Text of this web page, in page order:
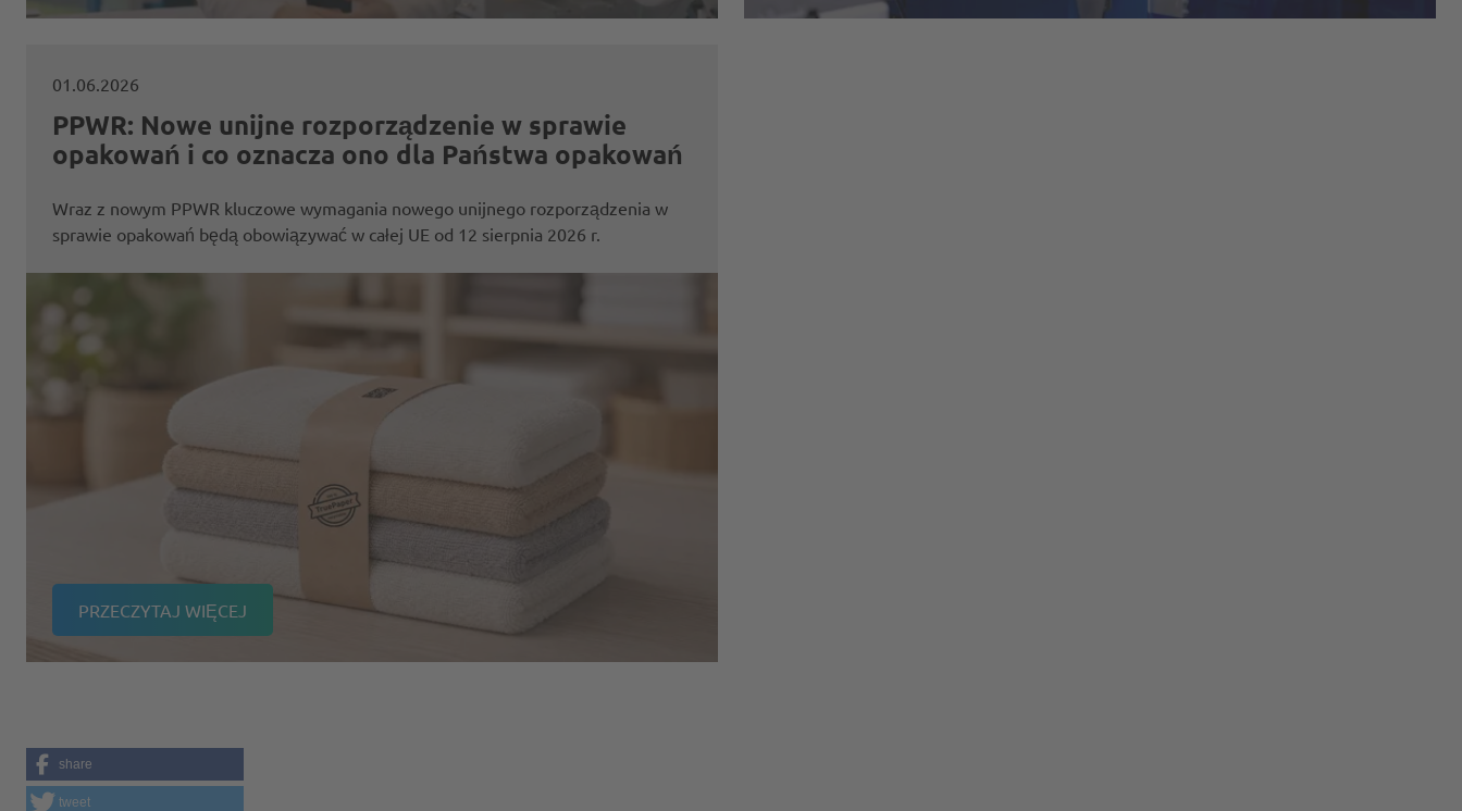
01.06.2026
PPWR: Nowe unijne rozporządzenie w sprawie
opakowań i co oznacza ono dla Państwa opakowań
Wraz z nowym PPWR kluczowe wymagania nowego unijnego rozporządzenia w
sprawie opakowań będą obowiązywać w całej UE od 12 sierpnia 2026 r.
PRZECZYTAJ WIĘCEJ
share
tweet